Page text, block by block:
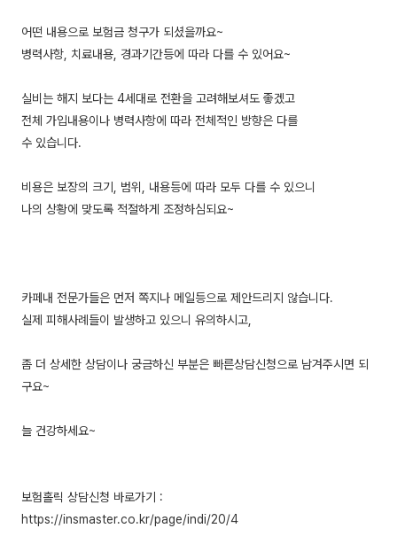
어떤 내용으로 보험금 청구가 되셨을까요~
병력사항, 치료내용, 경과기간등에 따라 다를 수 있어요~
실비는 해지 보다는 4세대로 전환을 고려해보셔도 좋겠고
전체 가입내용이나 병력사항에 따라 전체적인 방향은 다를
수 있습니다.
비용은 보장의 크기, 범위, 내용등에 따라 모두 다를 수 있으니
나의 상황에 맞도록 적절하게 조정하심되요~
카페내 전문가들은 먼저 쪽지나 메일등으로 제안드리지 않습니다.
실제 피해사례들이 발생하고 있으니 유의하시고,
좀 더 상세한 상담이나 궁금하신 부분은 빠른상담신청으로 남겨주시면 되
구요~
늘 건강하세요~
보험홀릭 상담신청 바로가기 :